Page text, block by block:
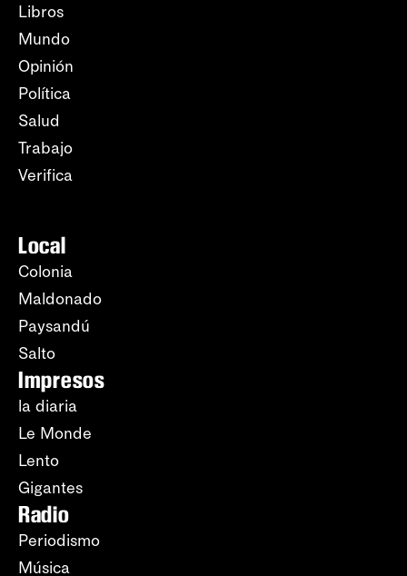
Libros
Mundo
Opinión
Política
Salud
Trabajo
Verifica
Local
Colonia
Maldonado
Paysandú
Salto
Impresos
la diaria
Le Monde
Lento
Gigantes
Radio
Periodismo
Música